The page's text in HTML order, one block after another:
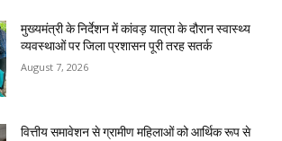
मुख्यमंत्री के निर्देशन में कांवड़ यात्रा के दौरान स्वास्थ्य
व्यवस्थाओं पर जिला प्रशासन पूरी तरह सतर्क
August 7, 2026
वित्तीय समावेशन से ग्रामीण महिलाओं को आर्थिक रूप से